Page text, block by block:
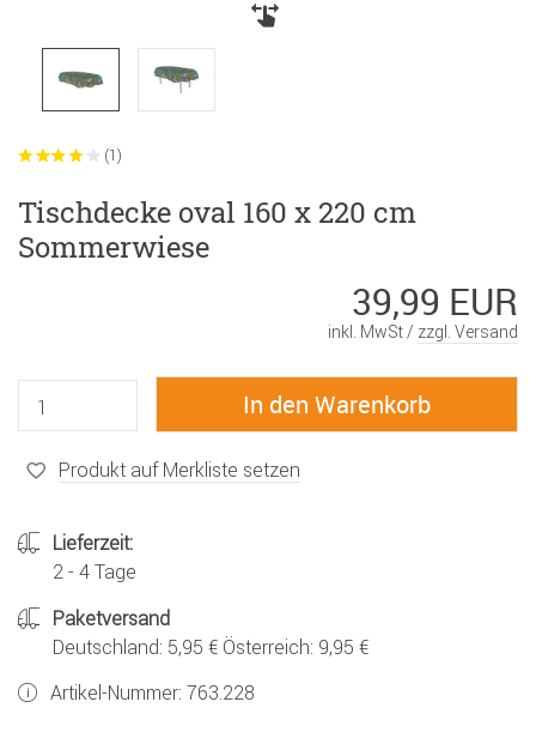
(1)
Tischdecke oval 160 x 220 cm
Sommerwiese
39,99 EUR
inkl. MwSt / zzgl. Versand
Produkt auf Merkliste setzen
Lieferzeit:
2 - 4 Tage
Paketversand
Deutschland: 5,95 € Österreich: 9,95 €
Artikel-Nummer: 763.228